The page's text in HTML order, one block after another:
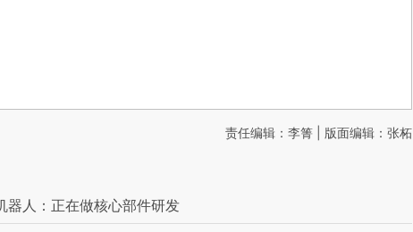
责任编辑：李箐 | 版面编辑：张柘
器人：正在做核心部件研发